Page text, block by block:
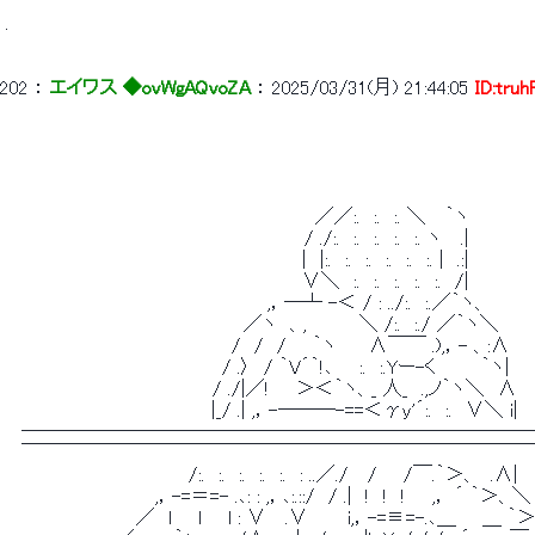
202 ： エイワス ◆ovWgAQvoZA ： 2025/03/31(月) 21:44:05
／／:.　:.　:. ＼　 ｀ヽ
/ ./:.　:.　:.　:.　:. ヽ　 .|
|　|:.　:.　:.　:.　:.　:. |　.:|
∨＼　:.　:.　:.　:.　:.　/|
,，―┴ -＜ / : ../:.　:.／｀ヽ、
／ヽ　、,　　　　＼ /:.　:./ ／｀ヽ＼
/　/　/　　｀ヽ　　 ∧￣￣ .),，- 、:∧
/ .〉　/ ｀V´｀!､　　:.　:.Yー-く　　　 ｀ヽ|
/ ./|／!　　＞＜｀ヽ、_ 人_　.,ノ｀ヽ＼　∧
|_/ .| ,，-―――-==＜γy'´:.　:.　∨＼ i|　　　　　　　
/:.　:.　:.　:.　:.　: ..／./　 /　　/￣.｀＞、　.∧|　　　　
,，-=＝=- .､: : ,，､:.::/　/ .|　!　!　!　　,， ´ ｀＞、
／　l　　l　　l : ∨　 .∨　　　i,，-=≡=-.､＿　　＿ ｀